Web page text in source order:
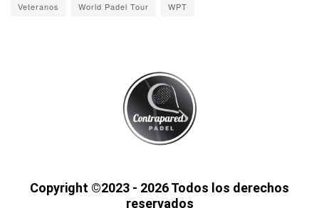
Veteranos World Padel Tour WPT
Copyright ©2023 - 2026 Todos los derechos
reservados